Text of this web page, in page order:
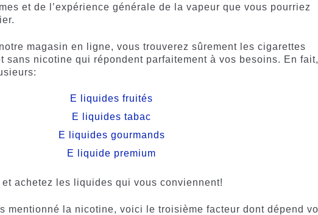
et de l’expérience générale de la vapeur que vous pourriez
magasin en ligne, vous trouverez sûrement les cigarettes
sans nicotine qui répondent parfaitement à vos besoins. En
E liquides fruités
E liquides tabac
E liquides gourmands
E liquide premium
achetez les liquides qui vous conviennent!
mentionné la nicotine, voici le troisième facteur dont dépend